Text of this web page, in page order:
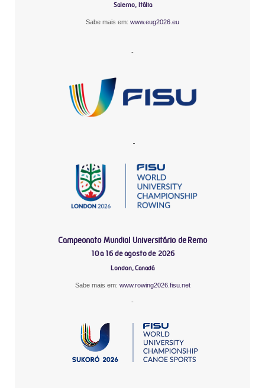
Salerno, Itália
Sabe mais em: www.eug2026.eu
-
-
Campeonato Mundial Universitário de Remo
10 a 16 de agosto de 2026
London, Canadá
Sabe mais em: www.rowing2026.fisu.net
-